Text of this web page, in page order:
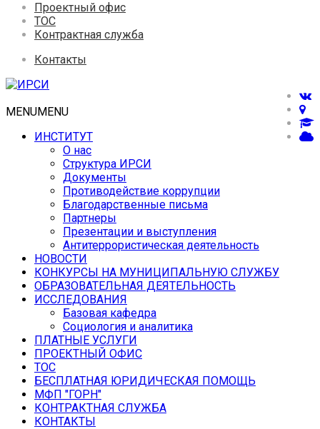
Проектный офис
ТОС
Контрактная служба
Контакты
MENUMENU
ИНСТИТУТ
О нас
Структура ИРСИ
Документы
Противодействие коррупции
Благодарственные письма
Партнеры
Презентации и выступления
Антитеррористическая деятельность
НОВОСТИ
КОНКУРСЫ НА МУНИЦИПАЛЬНУЮ СЛУЖБУ
ОБРАЗОВАТЕЛЬНАЯ ДЕЯТЕЛЬНОСТЬ
ИССЛЕДОВАНИЯ
Базовая кафедра
Социология и аналитика
ПЛАТНЫЕ УСЛУГИ
ПРОЕКТНЫЙ ОФИС
ТОС
БЕСПЛАТНАЯ ЮРИДИЧЕСКАЯ ПОМОЩЬ
МФП "ГОРН"
КОНТРАКТНАЯ СЛУЖБА
КОНТАКТЫ